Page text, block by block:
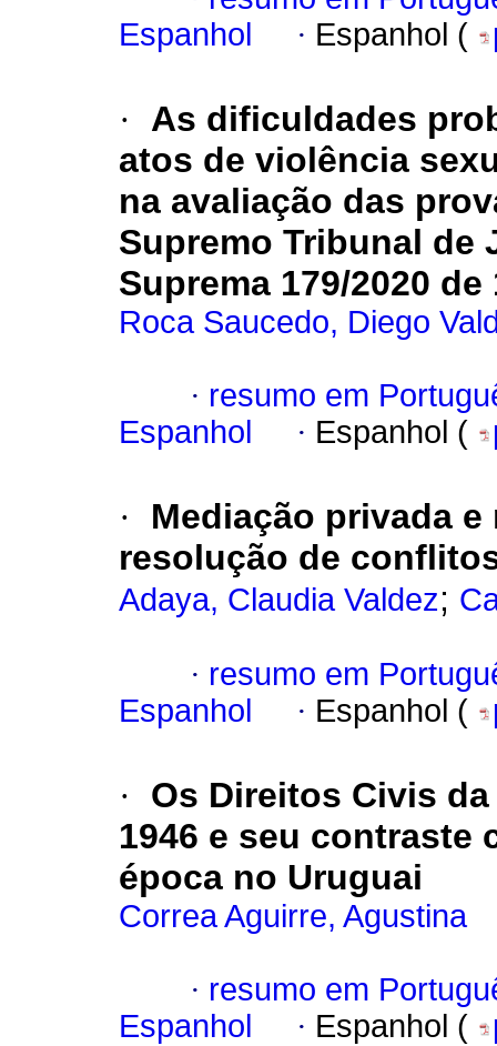
Espanhol
· Espanhol (
·
As dificuldades
atos de violência
na avaliação das
Supremo Tribunal de
Suprema 179/2020
Roca Saucedo, Diego
· resumo em
Espanhol
· Espanhol (
·
Mediação privada
resolução de
Adaya, Claudia Valdez;
· resumo em
Espanhol
· Espanhol (
·
Os Direitos Civis
1946 e seu contraste
época no Uruguai
Correa Aguirre, Agustina
· resumo em
Espanhol
· Espanhol (